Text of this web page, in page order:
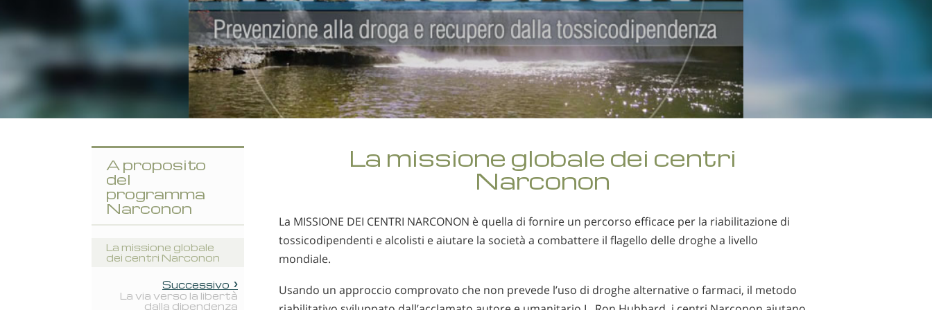
La missione globale dei centri
Narconon
La MISSIONE DEI CENTRI NARCONON è quella di fornire un percorso efficace per la riabilitazione di
tossicodipendenti e alcolisti e aiutare la società a combattere il flagello delle droghe a livello
mondiale.
Usando un approccio comprovato che non prevede l’uso di droghe alternative o farmaci, il metodo
A proposito
del
programma
Narconon
La missione globale
dei centri Narconon
Successivo
La via verso la libertà
dalla dipendenza